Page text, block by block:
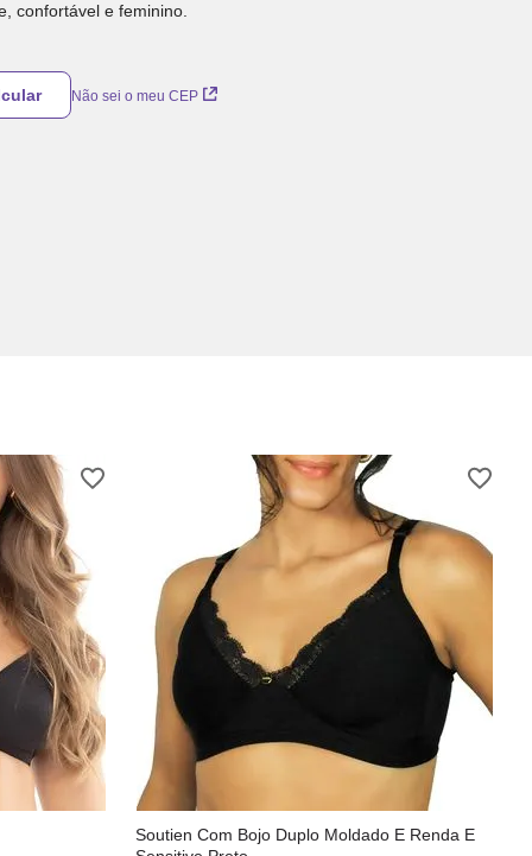
confortável e feminino.
Não sei o meu CEP
Soutien Com Bojo Duplo Moldado E Renda E